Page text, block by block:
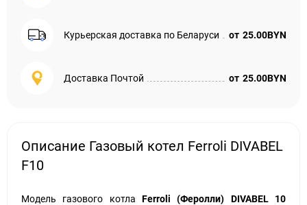
Курьерская доставка по Беларуси от 25.00BYN
Доставка Почтой от 25.00BYN
Описание Газовый котел Ferroli DIVABEL
F10
Модель газового котла Ferroli (Феролли) DIVABEL 10